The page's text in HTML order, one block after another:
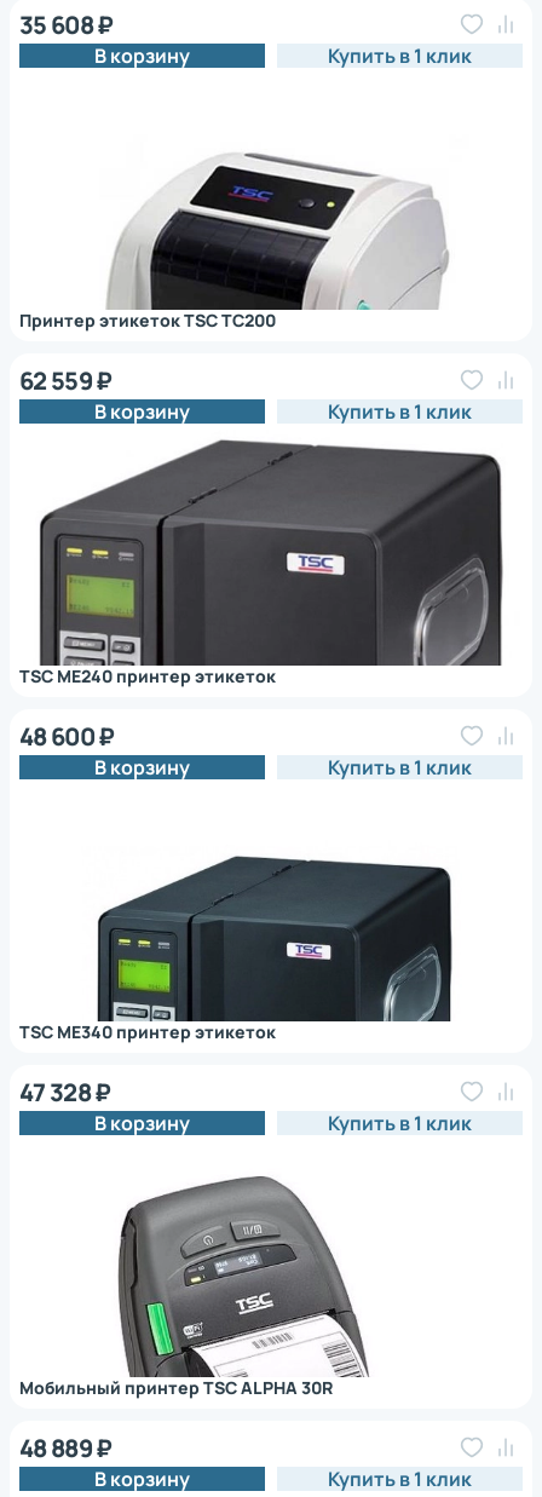
Принтер этикеток TSC TC200
35 608 ₽
В корзину Купить в 1 клик
TSC ME240 принтер этикеток
62 559 ₽
В корзину Купить в 1 клик
TSC ME340 принтер этикеток
48 600 ₽
В корзину Купить в 1 клик
Мобильный принтер TSC ALPHA 30R
47 328 ₽
В корзину Купить в 1 клик
48 889 ₽
В корзину Купить в 1 клик